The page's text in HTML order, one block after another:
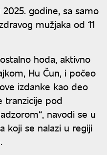
godine, sa samo
mužjaka od 11
hoda, aktivno
Hu Čun, i počeo
izdanke kao deo
tranzicije pod
navodi se u
koji se nalazi u regiji